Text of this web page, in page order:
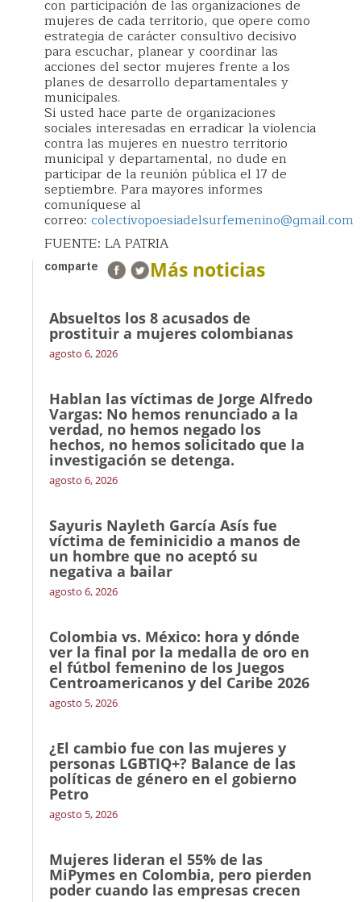
con participación de las organizaciones de
mujeres de cada territorio, que opere como
estrategia de carácter consultivo decisivo
para escuchar, planear y coordinar las
acciones del sector mujeres frente a los
planes de desarrollo departamentales y
municipales.
Si usted hace parte de organizaciones
sociales interesadas en erradicar la violencia
contra las mujeres en nuestro territorio
municipal y departamental, no dude en
participar de la reunión pública el 17 de
septiembre. Para mayores informes
comuníquese al
correo: colectivopoesiadelsurfemenino@gmail.com
FUENTE: LA PATRIA
comparte Más noticias
Absueltos los 8 acusados de
prostituir a mujeres colombianas
agosto 6, 2026
Hablan las víctimas de Jorge Alfredo
Vargas: No hemos renunciado a la
verdad, no hemos negado los
hechos, no hemos solicitado que la
investigación se detenga.
agosto 6, 2026
Sayuris Nayleth García Asís fue
víctima de feminicidio a manos de
un hombre que no aceptó su
negativa a bailar
agosto 6, 2026
Colombia vs. México: hora y dónde
ver la final por la medalla de oro en
el fútbol femenino de los Juegos
Centroamericanos y del Caribe 2026
agosto 5, 2026
¿El cambio fue con las mujeres y
personas LGBTIQ+? Balance de las
políticas de género en el gobierno
Petro
agosto 5, 2026
Mujeres lideran el 55% de las
MiPymes en Colombia, pero pierden
poder cuando las empresas crecen